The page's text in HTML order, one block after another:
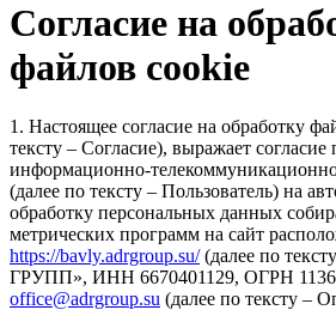
Согласие на
файлов cookie
1. Настоящее согласие на обработку
тексту – Согласие), выражает согласие
информационно-
(далее по тексту – Пользователь) на
обработку персональных данных
метрических программ на сайт
https://bavly.adrgroup.su/(далее по
ГРУПП», ИНН 6670401129, ОГРН
office@adrgroup.su (далее по тексту –